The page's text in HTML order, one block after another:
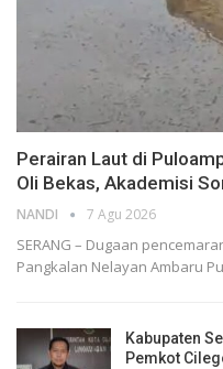
Perairan Laut di
Oli Bekas, Akademisi
NANDI 7 Agu 2026
SERANG – Dugaan
Pangkalan Nelayan Ambaru
Kabupaten
Pemkot